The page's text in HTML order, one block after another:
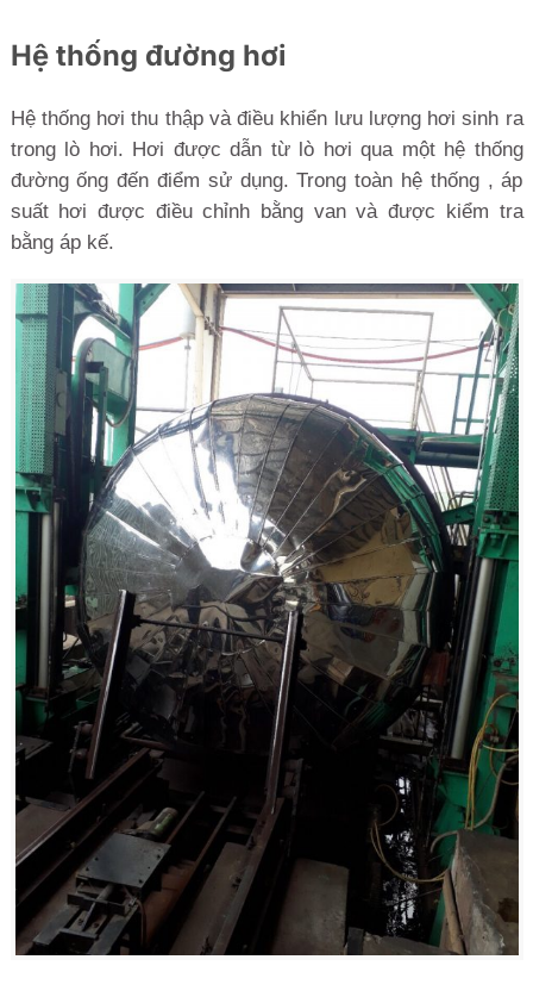
Hệ thống đường hơi
Hệ thống hơi thu thập và điều khiển lưu lượng hơi sinh ra
trong lò hơi. Hơi được dẫn từ lò hơi qua một hệ thống
đường ống đến điểm sử dụng. Trong toàn hệ thống , áp
suất hơi được điều chỉnh bằng van và được kiểm tra
bằng áp kế.